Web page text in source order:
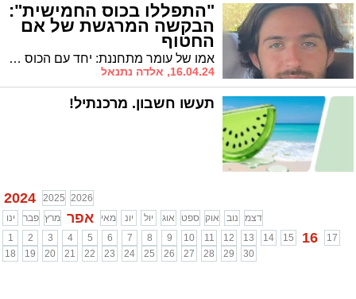
"התפללו בכוס החמישית":
הבקשה המרגשת של אם
החטוף
אמו של עומר מתחננת: יחד עם הכוס החמישית, כוס של אליהו שיש הנוהגים לשתותה, הקדישו תפילה לחטופים שישובו בע"ה הביתה
16.04.24, אלדה נתנאל
תעשו חשבון. מרכנתיל!
2024 2025 2026
ינו
פבר מרץ אפר מאי יונ יול אוג ספט אוק נוב
דצמ
1
2 3 4 5 6 7 8 9 10 11 12 13 14 15 16
17
18
19 20 21 22 23 24 25 26 27 28 29 30